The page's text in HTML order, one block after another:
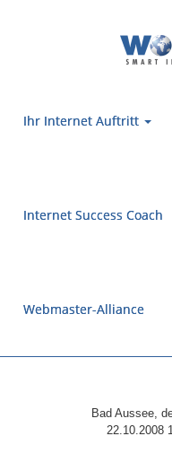
Ihr Internet Auftritt
Internet Success Coach
Webmaster-Alliance
Bad Aussee,
22.10.2008